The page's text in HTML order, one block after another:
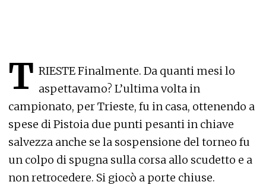
T RIESTE Finalmente. Da quanti mesi lo
aspettavamo? L’ultima volta in
campionato, per Trieste, fu in casa, ottenendo a
spese di Pistoia due punti pesanti in chiave
salvezza anche se la sospensione del torneo fu
un colpo di spugna sulla corsa allo scudetto e a
non retrocedere. Si giocò a porte chiuse.